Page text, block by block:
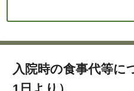
入院時の食事代等に